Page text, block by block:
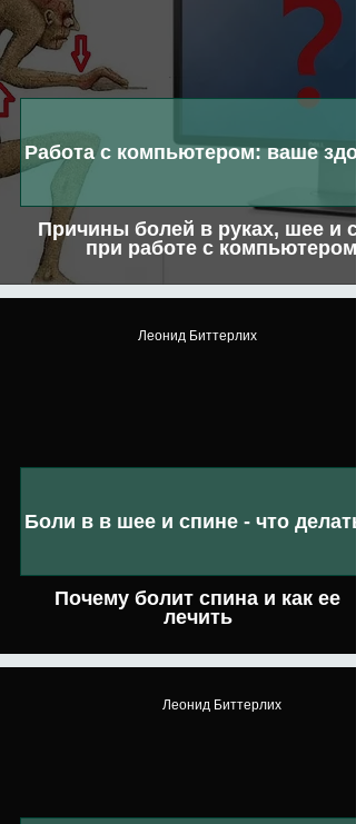
Причины болей в руках, шее и
при работе с компьютером
Работа с компьютером: ваше
Почему болит спина и как ее
лечить
Боли в в шее и спине - что
Леонид Биттерлих
Леонид Биттерлих